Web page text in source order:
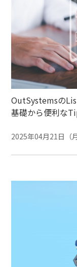
OutSystemsの
基礎から便利な
2025年04月21日（月